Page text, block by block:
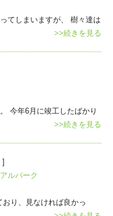
てしまいますが、 樹々達は
>>続きを見る
今年6月に竣工したばかり
>>続きを見る
]
ルパーク
り、見なければ良かっ